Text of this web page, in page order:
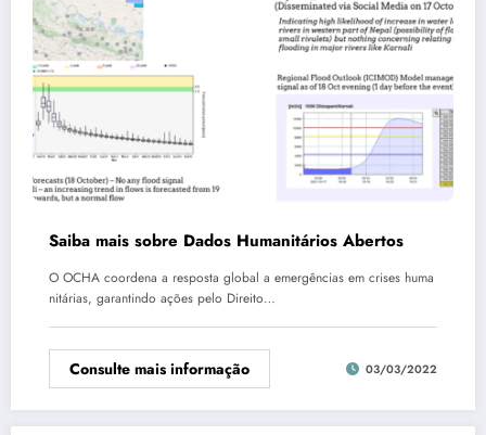
Saiba mais sobre Dados Humanitários Abertos
O OCHA coordena a resposta global a emergências em crises huma
nitárias, garantindo ações pelo Direito…
Consulte mais informação 03/03/2022